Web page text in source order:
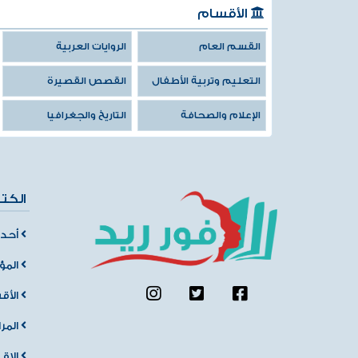
الأقسام
القسم العام الروايات العربية
التعليم وتربية الأطفال القصص القصيرة
الإعلام والصحافة التاريخ والجغرافيا